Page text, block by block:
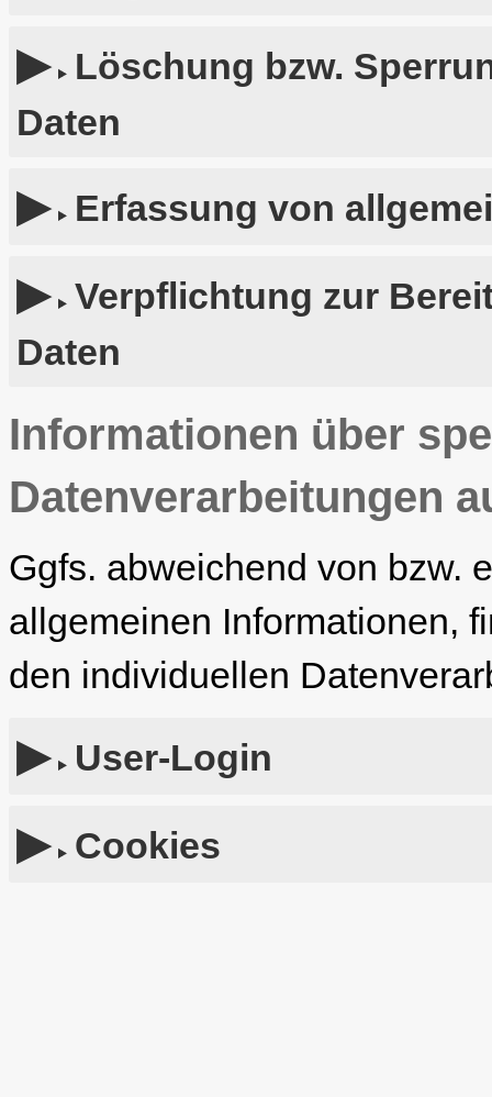
Löschung bzw.
Daten
Erfassung von
Verpflichtung zur
Daten
Informationen über
Datenverarbeitungen
Ggfs. abweichend von bzw.
allgemeinen Informationen,
den individuellen
User-Login
Cookies